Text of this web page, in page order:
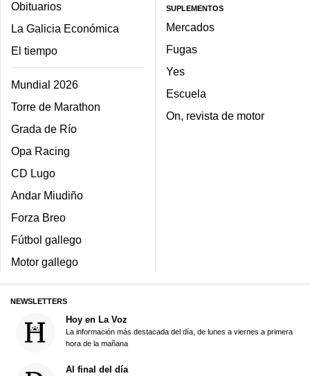
Obituarios
La Galicia Económica
El tiempo
Mundial 2026
Torre de Marathon
Grada de Río
Opa Racing
CD Lugo
Andar Miudiño
Forza Breo
Fútbol gallego
Motor gallego
SUPLEMENTOS
Mercados
Fugas
Yes
Escuela
On, revista de motor
NEWSLETTERS
Hoy en La Voz
La información más destacada del día, de lunes a viernes a primera
hora de la mañana
Al final del día